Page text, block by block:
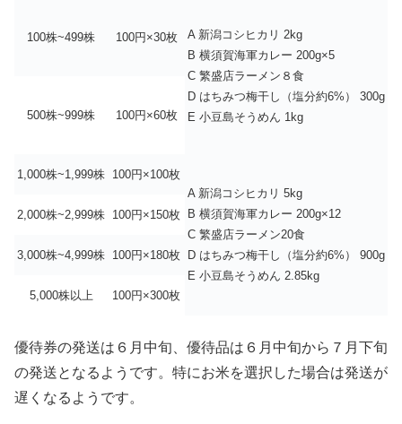
100株~499株 100円×30枚
A 新潟コシヒカリ 2kg
B 横須賀海軍カレー 200g×5
C 繁盛店ラーメン８食
D はちみつ梅干し（塩分約6%） 300g
E 小豆島そうめん 1kg
500株~999株 100円×60枚
1,000株~1,999株 100円×100枚
A 新潟コシヒカリ 5kg
B 横須賀海軍カレー 200g×12
C 繁盛店ラーメン20食
D はちみつ梅干し（塩分約6%） 900g
E 小豆島そうめん 2.85kg
2,000株~2,999株 100円×150枚
3,000株~4,999株 100円×180枚
5,000株以上 100円×300枚
優待券の発送は６月中旬、優待品は６月中旬から７月下旬
の発送となるようです。特にお米を選択した場合は発送が
遅くなるようです。